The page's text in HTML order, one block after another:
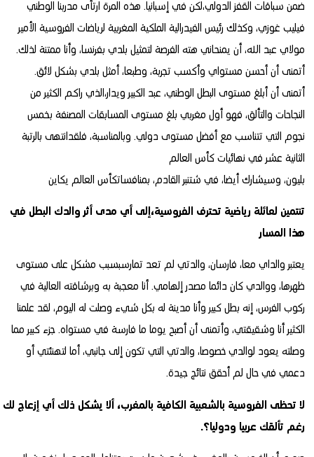
ضمن سباقات القفز الدولي،لكن في إسبانيا. هذه المرة ارتأى مدربنا الوطني
فيليب غوزي، وكذلك رئيس الفيدرالية الملكية المغربية لرياضات الفروسية الأمير
مولاي عبد الله، أن يمنحاني هته الفرصة لتمثيل بلدي بفرنسا، وأنا ممتنة لذلك.
أتمنى أن أحسن مستواي وأكسب تجربة، وطبعا، أمثل بلدي بشكل لائق.
أتمنى أن أبلغ مستوى البطل الوطني، عبد الكبير ويدار،الذي راكم الكثير من
النجاحات والتألق، فهو أول مغربي بلغ مستوى المسابقات المصنفة بخمس
نجوم التي تتناسب مع أفضل مستوى دولي. وبالمناسبة، فلقدانتهى بالرتبة
الثانية عشر في نهائيات كأس العالم
بليون، وسيشارك أيضا، في شتنبر القادم، بمنافساتكأس العالم يكاين
تنتمين لعائلة رياضية تحترف الفروسية،إلى أي مدى أثر والدك البطل في
هذا المسار
يعتبر والداي معا، فارسان، والدتي لم تعد تمارسبسبب مشكل على مستوى
ظهرها، ووالدي كان دائما مصدر إلهامي. أنا معجبة به وبرشاقته العالية في
ركوب الفرس، إنه بطل كبير وأنا مدينة له بكل شيء وصلت له اليوم، لقد علمنا
الكثير أنا وشقيقتي، وأتمنى أن أصبح يوما ما فارسة في مستواه. جزء كبير مما
وصلته يعود لوالدي خصوصا، والدتي التي تكون إلى جانبي، أما لتهنئتي أو
دعمي في حال لم أحقق نتائج جيدة.
لا تحظى الفروسية بالشعبية الكافية بالمغرب، ألا يشكل ذلك أي إزعاج لك
رغم تألقك عربيا ودوليا؟.